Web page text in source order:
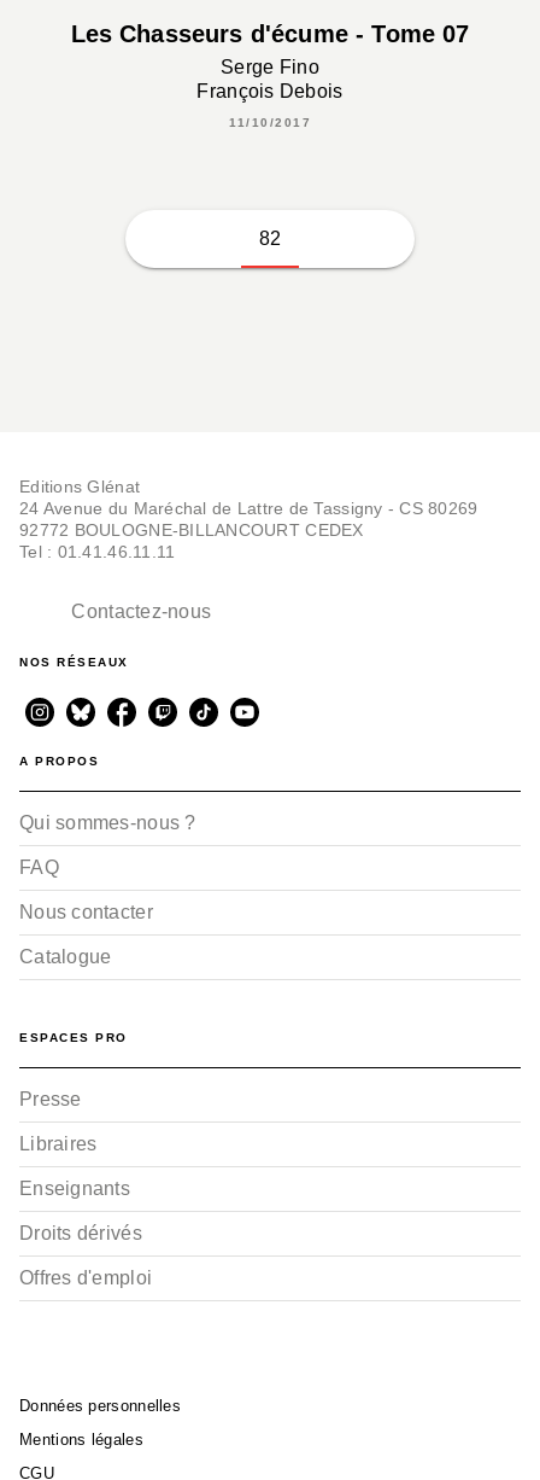
Les Chasseurs d'écume - Tome 07
Serge Fino
François Debois
11/10/2017
82
Editions Glénat
24 Avenue du Maréchal de Lattre de Tassigny - CS 80269
92772 BOULOGNE-BILLANCOURT CEDEX
Tel : 01.41.46.11.11
Contactez-nous
NOS RÉSEAUX
A PROPOS
Qui sommes-nous ?
FAQ
Nous contacter
Catalogue
ESPACES PRO
Presse
Libraires
Enseignants
Droits dérivés
Offres d'emploi
Données personnelles
Mentions légales
CGU